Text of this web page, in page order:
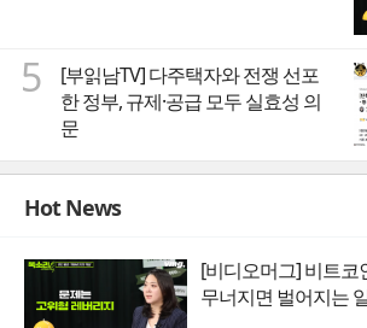
5
[부읽남TV] 다주택자와 전쟁 선포
한 정부, 규제·공급 모두 실효성 의
문
Hot News
[비디오머그] 비트코
무너지면 벌어지는